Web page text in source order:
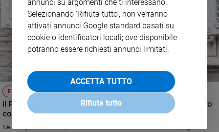
FESTA DEL BATTESIMO DI GESÙ
il Papa: "Festeggiamo il nostro battesimo come un nuovo
compleanno"
Nella Cappella Sistina, Francesco ha battezzato alcuni bambini, figli di
annunci su argomenti che ti interessano.
Selezionando 'Rifiuta tutto', non verranno
attivati annunci Google standard basati su
cookie o identificatori locali; ove disponibile
potranno essere richiesti annunci limitati.
ACCETTA TUTTO
Rifiuta tutto